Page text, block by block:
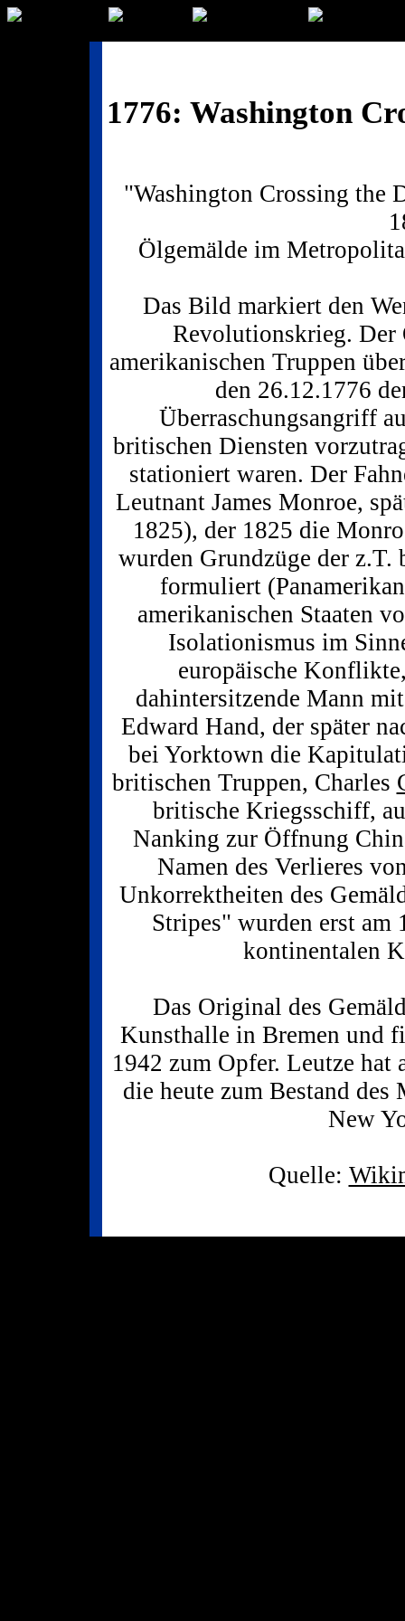
1776: Washington
"Washington Crossing the
Ölgemälde im
Das Bild markiert den
Revolutionskrieg. Der
amerikanischen Truppen
den 26.12.1776
Überraschungsangriff
britischen Diensten
stationiert waren. Der
Leutnant James Monroe,
1825), der 1825 die
wurden Grundzüge der
formuliert
amerikanischen Staaten
Isolationismus im
europäische
dahintersitzende Mann
Edward Hand, der später
bei Yorktown die
britischen Truppen, Charles
britische Kriegsschiff,
Nanking zur Öffnung
Namen des Verlieres
Unkorrektheiten des
Stripes" wurden erst am
kontinentalen
Das Original des
Kunsthalle in Bremen und
1942 zum Opfer. Leutze hat
die heute zum Bestand
New
Quelle: